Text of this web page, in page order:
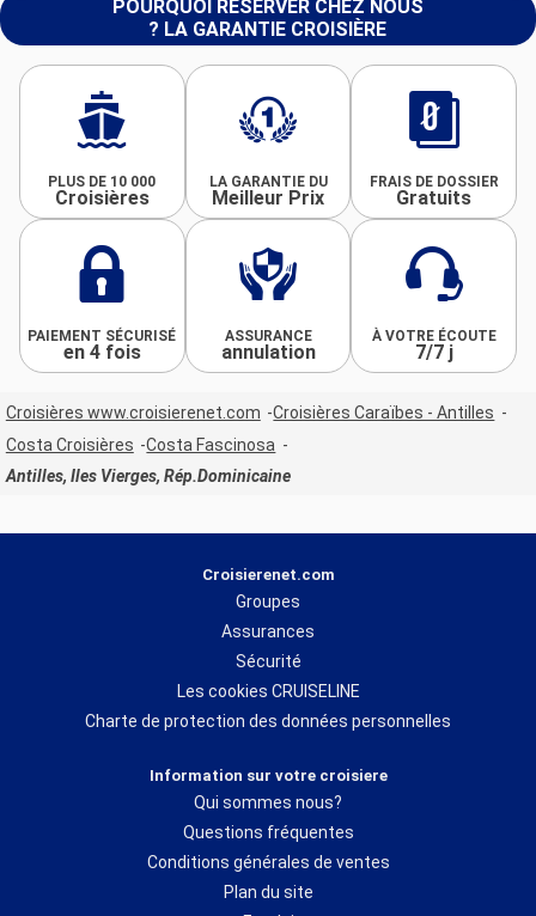
POURQUOI RÉSERVER CHEZ NOUS
? LA GARANTIE CROISIÈRE
PLUS DE 10 000
Croisières
LA GARANTIE DU
Meilleur Prix
FRAIS DE DOSSIER
Gratuits
PAIEMENT SÉCURISÉ
en 4 fois
ASSURANCE
annulation
À VOTRE ÉCOUTE
7/7 j
Croisières www.croisierenet.com
Croisières Caraïbes - Antilles
Costa Croisières
Costa Fascinosa
Antilles, Iles Vierges, Rép.Dominicaine
Croisierenet.com
Groupes
Assurances
Sécurité
Les cookies CRUISELINE
Charte de protection des données personnelles
Information sur votre croisiere
Qui sommes nous?
Questions fréquentes
Conditions générales de ventes
Plan du site